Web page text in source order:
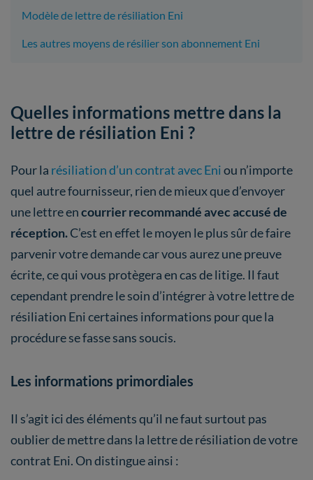
Modèle de lettre de résiliation Eni
Les autres moyens de résilier son abonnement Eni
Quelles informations mettre dans la
lettre de résiliation Eni ?
Pour la résiliation d’un contrat avec Eniou n’importe
quel autre fournisseur, rien de mieux que d’envoyer
une lettre encourrier recommandé avec accusé de
réception.C’est en effet le moyen le plus sûr de faire
parvenir votre demande car vous aurez une preuve
écrite, ce qui vous protègera en cas de litige. Il faut
cependant prendre le soin d’intégrer à votre lettre de
résiliation Eni certaines informations pour que la
procédure se fasse sans soucis.
Les informations primordiales
Il s’agit ici des éléments qu’il ne faut surtout pas
oublier de mettre dans la lettre de résiliation de votre
contrat Eni. On distingue ainsi :